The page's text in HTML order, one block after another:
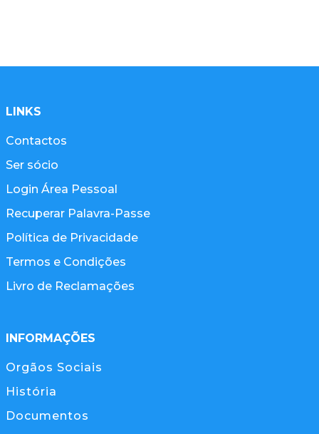
LINKS
Contactos
Ser sócio
Login Área Pessoal
Recuperar Palavra-Passe
Política de Privacidade
Termos e Condições
Livro de Reclamações
INFORMAÇÕES
Orgãos Sociais
História
Documentos